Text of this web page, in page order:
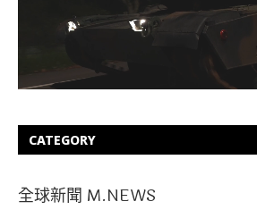
CATEGORY
全球新聞 M.NEWS